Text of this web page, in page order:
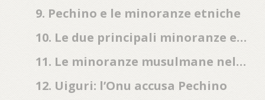
9. Pechino e le minoranze etniche
10. Le due principali minoranze etniche musulmane in Cina: gli Hui e gli Uiguri
11. Le minoranze musulmane nel quadro delle relazioni sino-arabe
12. Uiguri: l’Onu accusa Pechino